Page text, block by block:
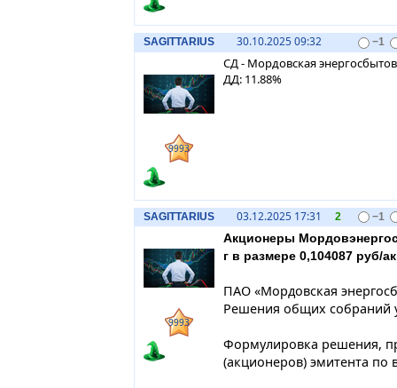
SAGITTARIUS 30.10.2025 09:32 −1
9993
СД - Мордовская
ДД: 11.88%
SAGITTARIUS 03.12.2025 17:31 2 −1
9993
Акционеры
г в размере 0,104087 руб/
ПАО «Мордовская
Решения общих собраний
Формулировка решения,
(акционеров) эмитента по